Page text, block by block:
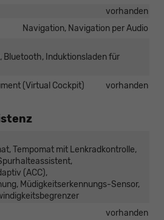
vorhanden
Navigation, Navigation per Audio
Bluetooth, Induktionsladen für
(Virtual Cockpit)
vorhanden
Tempomat mit Lenkradkontrolle,
(ACC),
Müdigkeitserkennungs-Sensor,
vorhanden